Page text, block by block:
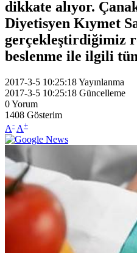
dikkate alıyor.
Diyetisyen Kıymet
gerçekleştirdiğimiz
beslenme ile ilgili
2017-3-5 10:25:18Yayınlanma
2017-3-5 10:25:18 Güncelleme
0Yorum
1408 Gösterim
A- A+